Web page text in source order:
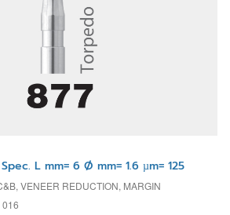
L mm= 6 Ø mm= 1.6 µm= 125
VENEER REDUCTION, MARGIN